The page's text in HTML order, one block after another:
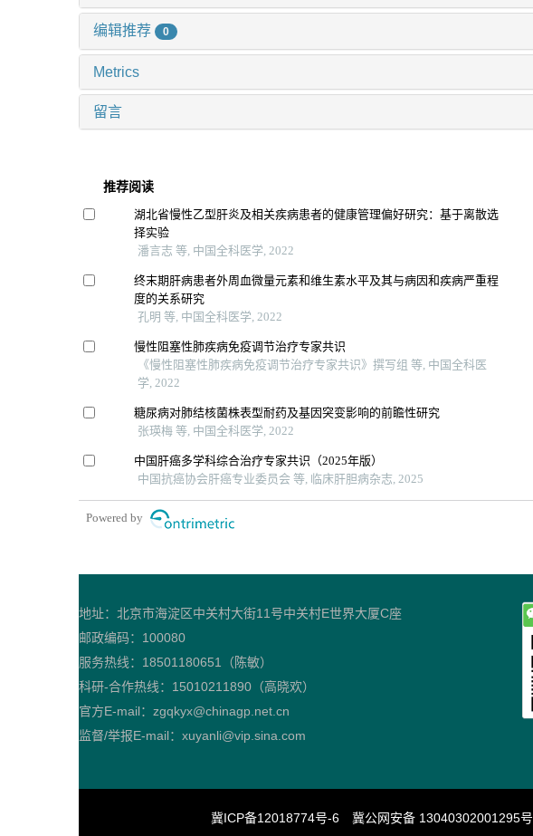
编辑推荐 0
Metrics
留言
推荐阅读
湖北省慢性乙型肝炎及相关疾病患者的健康管理偏好研究：基于离散选
择实验
潘言志 等, 中国全科医学, 2022
终末期肝病患者外周血微量元素和维生素水平及其与病因和疾病严重程
度的关系研究
孔明 等, 中国全科医学, 2022
慢性阻塞性肺疾病免疫调节治疗专家共识
《慢性阻塞性肺疾病免疫调节治疗专家共识》撰写组 等, 中国全科医
学, 2022
糖尿病对肺结核菌株表型耐药及基因突变影响的前瞻性研究
张瑛梅 等, 中国全科医学, 2022
中国肝癌多学科综合治疗专家共识（2025年版）
中国抗癌协会肝癌专业委员会 等, 临床肝胆病杂志, 2025
Powered by
地址：北京市海淀区中关村大街11号中关村E世界大厦C座
邮政编码：100080
服务热线：18501180651（陈敏）
科研-合作热线：15010211890（高晓欢）
官方E-mail：zgqkyx@chinagp.net.cn
监督/举报E-mail：xuyanli@vip.sina.com
冀ICP备12018774号-6 冀公网安备 13040302001295号